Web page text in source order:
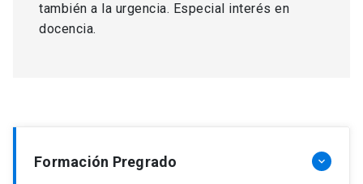
también a la urgencia. Especial interés en
docencia.
Formación Pregrado keyboard_arrow_down